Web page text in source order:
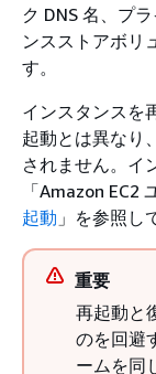
ク DNS 名、プ
ンスストアボリ
す。
インスタンスを
起動とは異なり
されません。イ
「Amazon EC2
起動 」を参照し
重要
再起動と
のを回避
ームを同